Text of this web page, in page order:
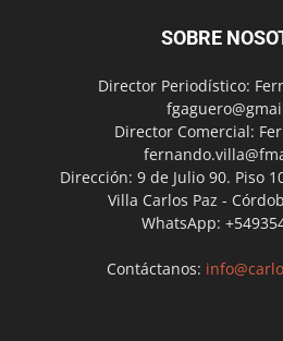
SOBRE
Director Periodístico:
Director Comercial:
Dirección: 9 de Julio 90. Piso
Villa Carlos Paz -
WhatsApp:
Contáctanos: